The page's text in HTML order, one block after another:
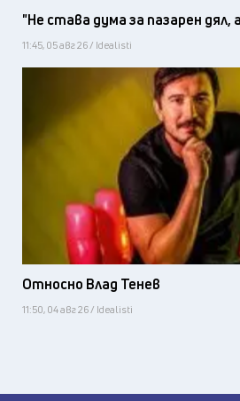
"Не става дума за пазарен дял,
11:45, 05 авг 26 / Idealisti
Относно Влад Тенев
11:50, 04 авг 26 / Idealisti